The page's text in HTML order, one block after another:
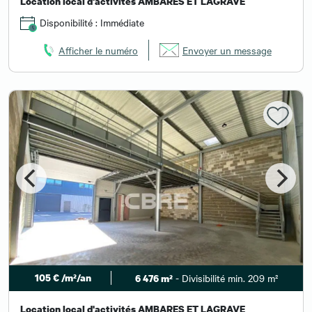
Disponibilité : Immédiate
Afficher le numéro Envoyer un message
105 € /m²/an 6 476 m²- Divisibilité min. 209 m²
Location local d'activités AMBARES ET LAGRAVE